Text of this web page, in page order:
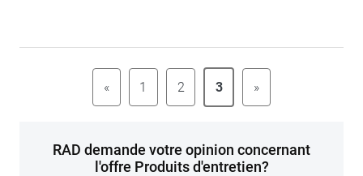
« 1 2 3 »
RAD demande votre opinion concernant
l'offre Produits d'entretien?